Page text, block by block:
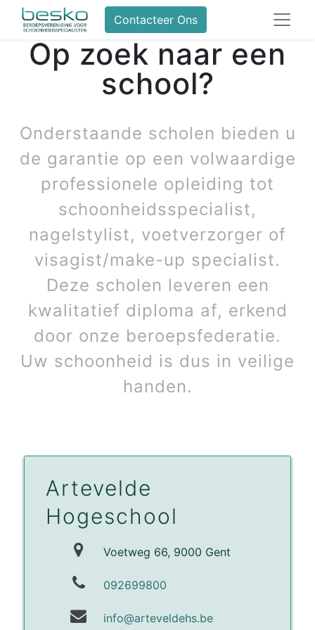
Contacteer Ons
Op zoek naar een
school?
Onderstaande scholen bieden u
de garantie op een volwaardige
professionele opleiding tot
schoonheidsspecialist,
nagelstylist, voetverzorger of
visagist/make-up specialist.
Deze scholen leveren een
kwalitatief diploma af, erkend
door onze beroepsfederatie.
Uw schoonheid is dus in veilige
handen.
Artevelde
Hogeschool
Voetweg 66, 9000 Gent
092699800
info@arteveldehs.be